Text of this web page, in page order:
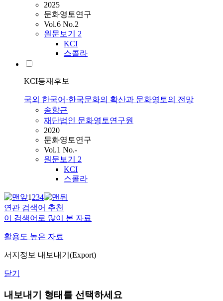
2025
문화영토연구
Vol.6 No.2
원문보기 2
KCI
스콜라
KCI등재후보
국외 한국어·한국문화의 확산과 문화영토의 전망
송향근
재단법인 문화영토연구원
2020
문화영토연구
Vol.1 No.-
원문보기 2
KCI
스콜라
1234
연관 검색어 추천
이 검색어로 많이 본 자료
활용도 높은 자료
서지정보 내보내기(Export)
닫기
내보내기 형태를 선택하세요